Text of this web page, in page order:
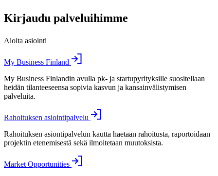
Kirjaudu palveluihimme
Aloita asiointi
My Business Finland
My Business Finlandin avulla pk- ja startupyrityksille suositellaan
heidän tilanteeseensa sopivia kasvun ja kansainvälistymisen
palveluita.
Rahoituksen asiointipalvelu
Rahoituksen asiontipalvelun kautta haetaan rahoitusta, raportoidaan
projektin etenemisestä sekä ilmoitetaan muutoksista.
Market Opportunities